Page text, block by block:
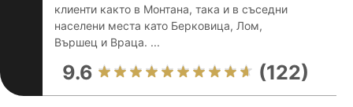
клиенти както в Монтана, така и в съседни
населени места като Берковица, Лом,
Вършец и Враца. ...
9.6 (122)